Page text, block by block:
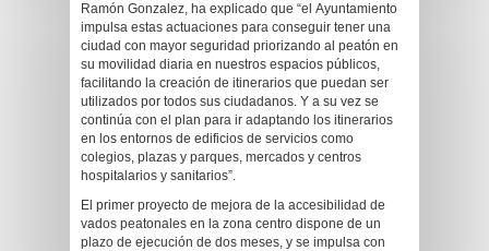
Ramón Gonzalez, ha explicado que “el Ayuntamiento
impulsa estas actuaciones para conseguir tener una
ciudad con mayor seguridad priorizando al peatón en
su movilidad diaria en nuestros espacios públicos,
facilitando la creación de itinerarios que puedan ser
utilizados por todos sus ciudadanos. Y a su vez se
continúa con el plan para ir adaptando los itinerarios
en los entornos de edificios de servicios como
colegios, plazas y parques, mercados y centros
hospitalarios y sanitarios”.
El primer proyecto de mejora de la accesibilidad de
vados peatonales en la zona centro dispone de un
plazo de ejecución de dos meses, y se impulsa con